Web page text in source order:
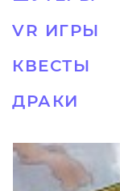
VR ИГРЫ
КВЕСТЫ
ДРАКИ